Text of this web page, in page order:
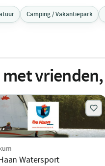
Camping / Vakantiepark
Watersport